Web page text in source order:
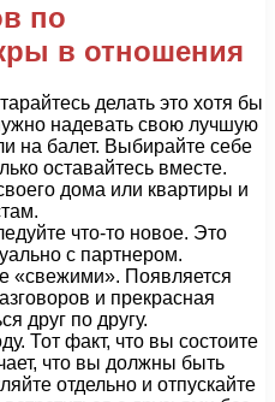
по
в отношения
делать это хотя бы
надевать свою лучшую
на балет. Выбирайте себе
оставайтесь вместе.
дома или квартиры и
что-то новое. Это
с партнером.
«свежими». Появляется
и прекрасная
друг по другу.
Тот факт, что вы состоите
что вы должны быть
отдельно и отпускайте